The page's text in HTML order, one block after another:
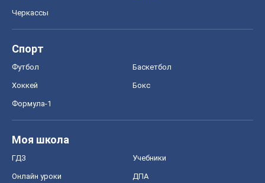
Черкассы
Спорт
Футбол Баскетбол
Хоккей Бокс
Формула-1
Моя школа
ГДЗ Учебники
Онлайн уроки ДПА